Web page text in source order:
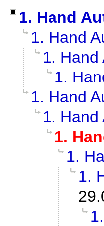
1. Hand
1. Hand
1. Hand
1.
1. Hand
1. Hand
1.
1.
1.